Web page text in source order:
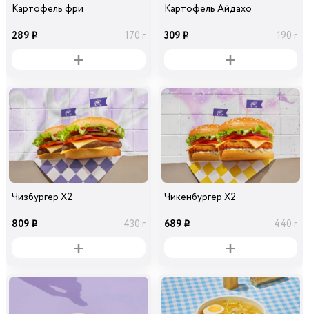
Картофель фри
289 i 170 г
Картофель Айдахо
309 i 190 г
Чизбургер Х2
809 i 430 г
Чикенбургер Х2
689 i 440 г